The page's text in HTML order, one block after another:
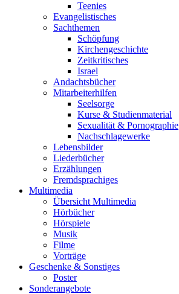
Teenies
Evangelistisches
Sachthemen
Schöpfung
Kirchengeschichte
Zeitkritisches
Israel
Andachtsbücher
Mitarbeiterhilfen
Seelsorge
Kurse & Studienmaterial
Sexualität & Pornographie
Nachschlagewerke
Lebensbilder
Liederbücher
Erzählungen
Fremdsprachiges
Multimedia
Übersicht Multimedia
Hörbücher
Hörspiele
Musik
Filme
Vorträge
Geschenke & Sonstiges
Poster
Sonderangebote